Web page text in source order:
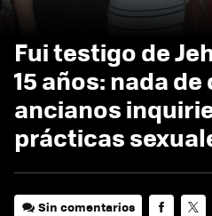
Fui testigo de
15 años: nada
ancianos
prácticas
Sin comentarios